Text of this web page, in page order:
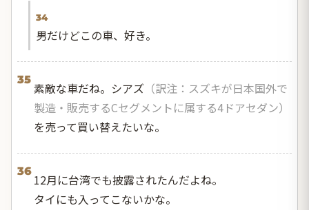
34
男だけどこの車、好き。
35
素敵な車だね。シアズ （訳注：スズキが日本国外で
製造・販売するCセグメントに属する4ドアセダン）
を売って買い替えたいな。
36
12月に台湾でも披露されたんだよね。
タイにも入ってこないかな。